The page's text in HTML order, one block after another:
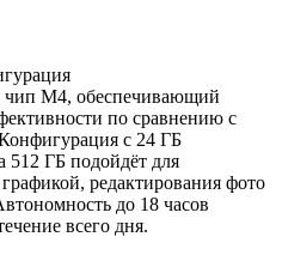
чип M4, обеспечивающий
по сравнению с
с 24 ГБ
512 ГБ подойдёт для
редактирования фото
до 18 часов
всего дня.